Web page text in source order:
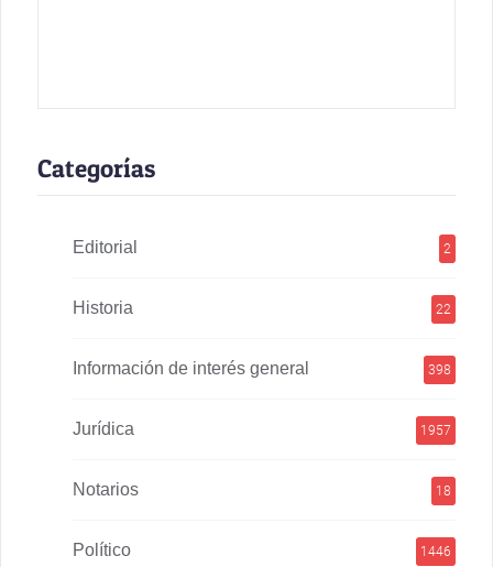
Categorías
Editorial 2
Historia 22
Información de interés general 398
Jurídica 1957
Notarios 18
Político 1446